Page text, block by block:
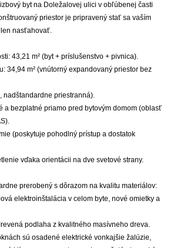
byt na Doležalovej ulici v obľúbenej časti
priestor je pripravený stať sa vaším
len nasťahovať.
43,21 m² (byt + príslušenstvo + pivnica).
34,94 m² (vnútorný expandovaný priestor bez
nadštandardne priestranná).
a bezplatné priamo pred bytovým domom (oblasť
(poskytuje pohodlný prístup a dostatok
vďaka orientácii na dve svetové strany.
prerobený s dôrazom na kvalitu materiálov:
elektroinštalácia v celom byte, nové omietky a
podlaha z kvalitného masívneho dreva.
sú osadené elektrické vonkajšie žalúzie,